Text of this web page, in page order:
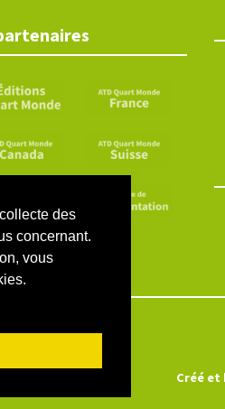
des
concernant.
vous
Créé et